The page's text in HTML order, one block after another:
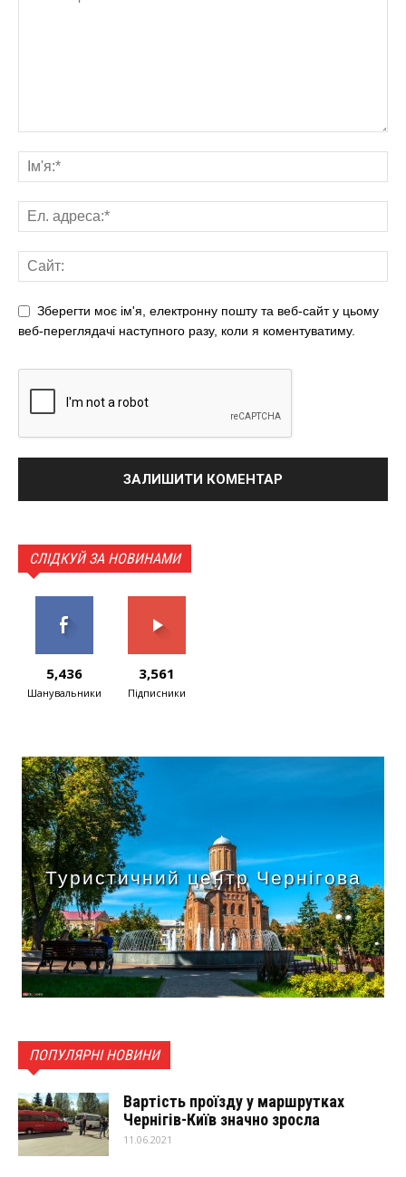
Зберегти моє ім'я, електронну пошту та веб-сайт у цьому
веб-переглядачі наступного разу, коли я коментуватиму.
СЛІДКУЙ ЗА НОВИНАМИ
5,436
Шанувальники
3,561
Підписники
Туристичний центр Чернігова
ПОПУЛЯРНІ НОВИНИ
Вартість проїзду у маршрутках
Чернігів-Київ значно зросла
11.06.2021